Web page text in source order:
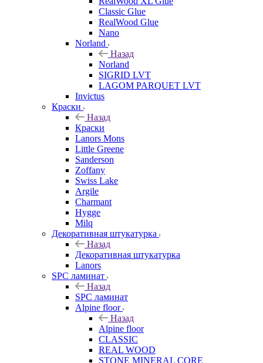
Classic Glue
RealWood Glue
Nano
Norland
Назад
Norland
SIGRID LVT
LAGOM PARQUET LVT
Invictus
Краски
Назад
Краски
Lanors Mons
Little Greene
Sanderson
Zoffany
Swiss Lake
Argile
Charmant
Hygge
Milq
Декоративная штукатурка
Назад
Декоративная штукатурка
Lanors
SPC ламинат
Назад
SPC ламинат
Alpine floor
Назад
Alpine floor
CLASSIC
REAL WOOD
STONE MINERAL CORE